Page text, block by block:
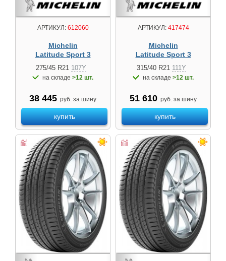
АРТИКУЛ:612060
Michelin
Latitude Sport 3
275/45 R21 107Y
на складе >12 шт.
38 445 руб. за шину
купить
АРТИКУЛ:417474
Michelin
Latitude Sport 3
315/40 R21 111Y
на складе >12 шт.
51 610 руб. за шину
купить